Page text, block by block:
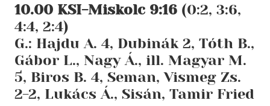
10.00 KSI-Miskolc 9:16(0:2, 3:6,
4:4, 2:4)
G.: Hajdu A. 4, Dubinák 2, Tóth B.,
Gábor L., Nagy Á., ill. Magyar M.
5, Biros B. 4, Seman, Vismeg Zs.
2-2, Lukács Á., Sisán, Tamir Fried